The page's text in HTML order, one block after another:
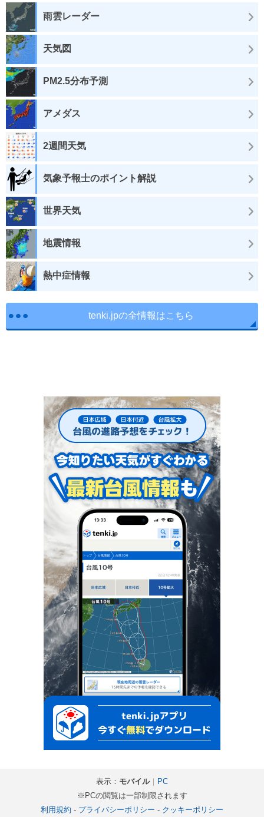
雨雲レーダー
天気図
PM2.5分布予測
アメダス
2週間天気
気象予報士のポイント解説
世界天気
地震情報
熱中症情報
tenki.jpの全情報はこちら
表示： モバイル｜
PC
※PCの閲覧は一部制限されます
利用規約 - プライバシーポリシー - クッキーポリシー